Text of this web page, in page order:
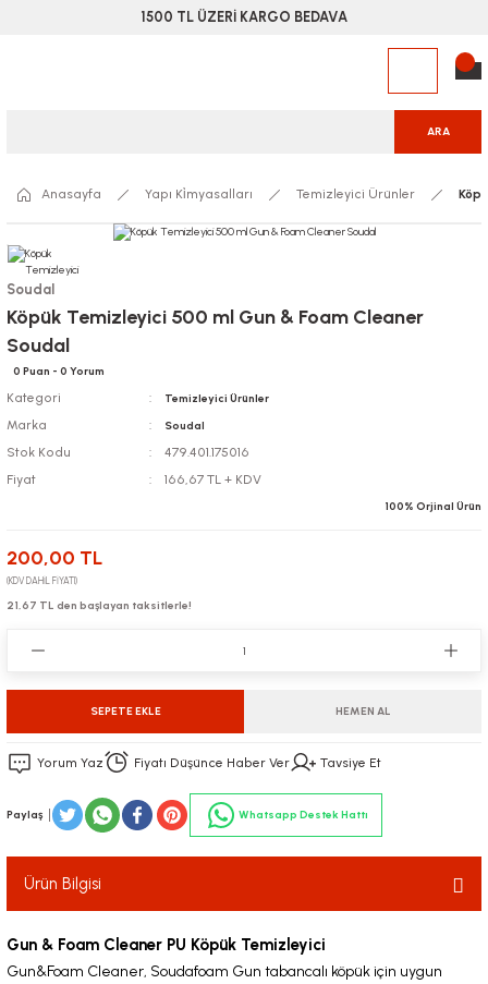
1500 TL ÜZERİ KARGO BEDAVA
ARA
Anasayfa Yapı Ki̇myasalları Temizleyici Ürünler
Soudal
Köpük Temizleyici 500 ml Gun & Foam Cleaner
Soudal
0 Puan - 0 Yorum
Kategori Temizleyici Ürünler
Marka Soudal
Stok Kodu
479.401.175016
Fiyat
166,67 TL + KDV
100% Orjinal Ürün
200,00 TL
(KDV DAHİL FİYATI)
21,67 TL den başlayan taksitlerle!
SEPETE EKLE HEMEN AL
Yorum Yaz Fiyatı Düşünce Haber Ver Tavsiye Et
Paylaş Whatsapp Destek Hattı
Ürün Bilgisi
Gun & Foam Cleaner PU Köpük Temizleyici
Gun&Foam Cleaner, Soudafoam Gun tabancalı köpük için uygun